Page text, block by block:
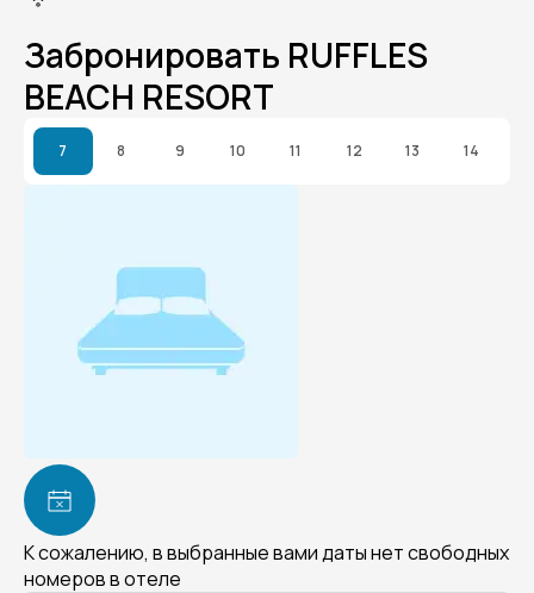
Забронировать RUFFLES
BEACH RESORT
7 8 9 10 11 12 13 14
К сожалению, в выбранные вами даты нет свободных
номеров в отеле